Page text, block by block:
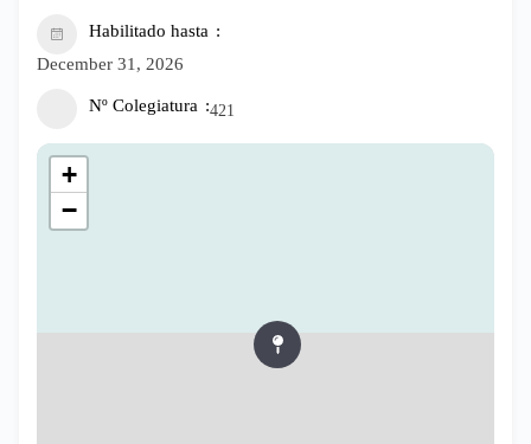
Habilitado hasta
December 31, 2026
Nº Colegiatura 421
+
−